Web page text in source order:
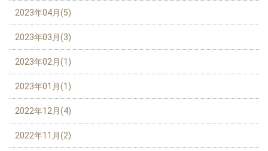
2023年04月(5)
2023年03月(3)
2023年02月(1)
2023年01月(1)
2022年12月(4)
2022年11月(2)